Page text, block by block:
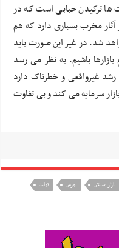
ها ترکیدن حبابی است که در
آثار مخرب بسباری دارد که هم
شد. در غیر این صورت باید
باشیم. به نظر می رسد
غیرواقعی و خطرناک دارد
سرمایه می کند و بی تفاوت
بازار مسکن بورس
تولید